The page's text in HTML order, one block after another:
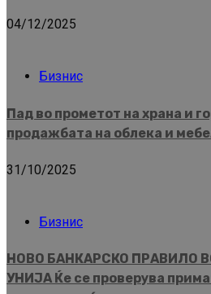
04/12/2025
Бизнис
Пад во прометот на храна и
продажбата на облека и
31/10/2025
Бизнис
НОВО БАНКАРСКО ПРАВИЛО
УНИЈА Ќе се проверува